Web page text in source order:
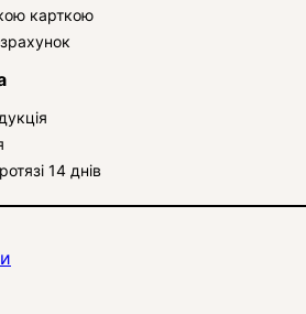
карткою
14 днів